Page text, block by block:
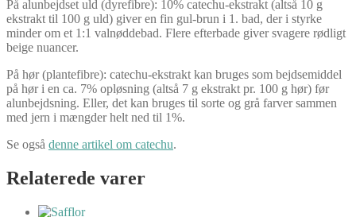
På alunbejdset uld (dyrefibre): 10% catechu-ekstrakt (altså 10 g
ekstrakt til 100 g uld) giver en fin gul-brun i 1. bad, der i styrke
minder om et 1:1 valnøddebad. Flere efterbade giver svagere rødligt
beige nuancer.
På hør (plantefibre): catechu-ekstrakt kan bruges som bejdsemiddel
på hør i en ca. 7% opløsning (altså 7 g ekstrakt pr. 100 g hør) før
alunbejdsning. Eller, det kan bruges til sorte og grå farver sammen
med jern i mængder helt ned til 1%.
Se også denne artikel om catechu.
Relaterede varer